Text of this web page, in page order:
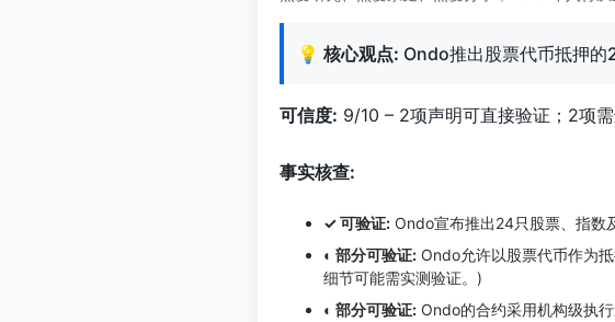
💡 核心观点: Ondo推出股票代币抵押的
可信度: 9/10 – 2项声明可直接验证；2项
事实核查:
✓ 可验证: Ondo宣布推出24只股票、指数
◐ 部分可验证: Ondo允许以股票代币作为
细节可能需实测验证。)
◐ 部分可验证: Ondo的合约采用机构级执